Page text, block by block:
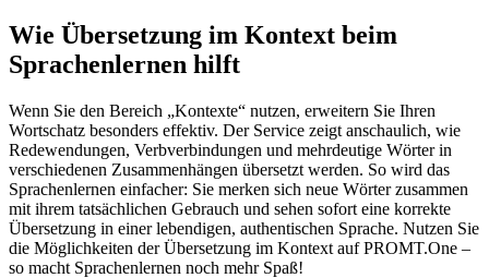
Wie Übersetzung im Kontext beim
Sprachenlernen hilft
Wenn Sie den Bereich „Kontexte“ nutzen, erweitern Sie Ihren
Wortschatz besonders effektiv. Der Service zeigt anschaulich, wie
Redewendungen, Verbverbindungen und mehrdeutige Wörter in
verschiedenen Zusammenhängen übersetzt werden. So wird das
Sprachenlernen einfacher: Sie merken sich neue Wörter zusammen
mit ihrem tatsächlichen Gebrauch und sehen sofort eine korrekte
Übersetzung in einer lebendigen, authentischen Sprache. Nutzen Sie
die Möglichkeiten der Übersetzung im Kontext auf PROMT.One –
so macht Sprachenlernen noch mehr Spaß!